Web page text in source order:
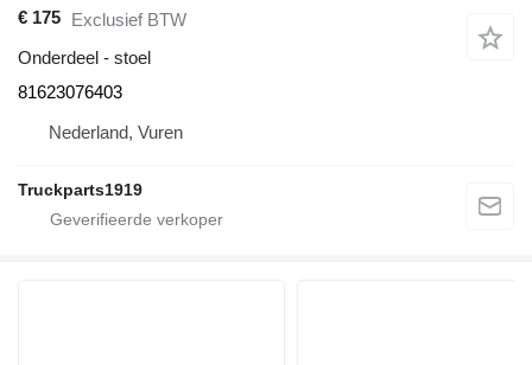
€ 175 Exclusief BTW
Onderdeel - stoel
81623076403
Nederland, Vuren
Truckparts1919